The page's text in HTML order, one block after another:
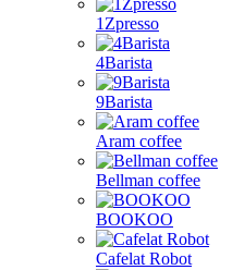
1Zpresso
4Barista
9Barista
Aram coffee
Bellman coffee
BOOKOO
Cafelat Robot